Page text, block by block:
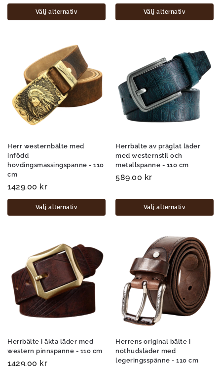
Välj alternativ Välj alternativ
Herr westernbälte med
infödd
hövdingsmässingspänne - 110
cm
1429.00 kr
Välj alternativ
Herrbälte av präglat läder
med westernstil och
metallspänne - 110 cm
589.00 kr
Välj alternativ
Herrbälte i äkta läder med
western pinnspänne - 110 cm
1429.00 kr
Herrens original bälte i
nöthudsläder med
legeringsspänne - 110 cm